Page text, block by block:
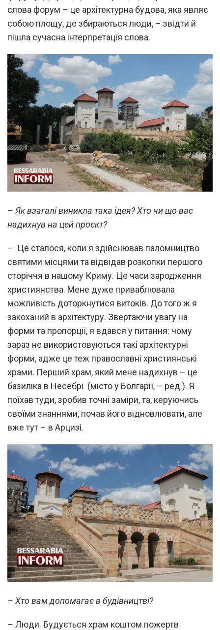
слова форум – це архітектурна будова, яка являє
собою площу, де збираються люди, – звідти й
пішла сучасна інтерпретація слова.
– Як взагалі виникла така ідея? Хто чи що вас
надихнув на цей проєкт?
– Це сталося, коли я здійснював паломництво
святими місцями та відвідав розкопки першого
сторіччя в нашому Криму. Це часи зародження
християнства. Мене дуже приваблювала
можливість доторкнутися витоків. До того ж я
закоханий в архітектуру. Звертаючи увагу на
форми та пропорції, я вдався у питання: чому
зараз не використовуються такі архітектурні
форми, адже це теж православні християнські
храми. Перший храм, який мене надихнув – це
базиліка в Несебрі (місто у Болгарії, – ред.). Я
поїхав туди, зробив точні заміри, та, керуючись
своїми знаннями, почав його відновлювати, але
вже тут – в Арцизі.
– Хто вам допомагає в будівництві?
– Люди. Будується храм коштом пожертв